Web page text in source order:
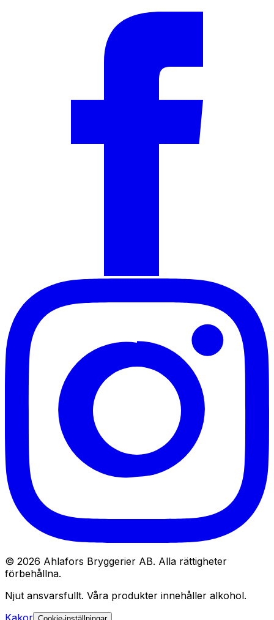
© 2026 Ahlafors Bryggerier AB. Alla rättigheter
förbehållna.
Njut ansvarsfullt. Våra produkter innehåller alkohol.